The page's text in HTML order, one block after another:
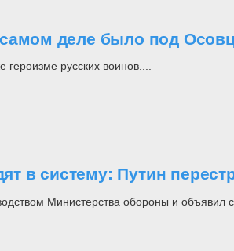
деле было под
русских воинов....
в систему: Путин
Министерства обороны и